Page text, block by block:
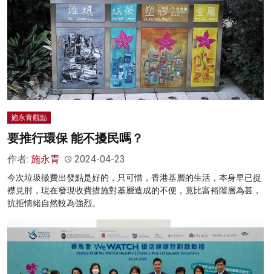
施永青觀點
要推行環保 能不擾民嗎？
作者: 施永青 2024-04-23
今次垃圾徵費出發點是好的，只可惜，香港基層的生活，本身早已捉
襟見肘，現在發現收費措施對基層造成的不便，竟比富裕階層為甚，
抗拒情緒自然較為強烈。